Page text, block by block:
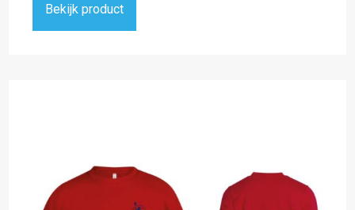
Bekijk product